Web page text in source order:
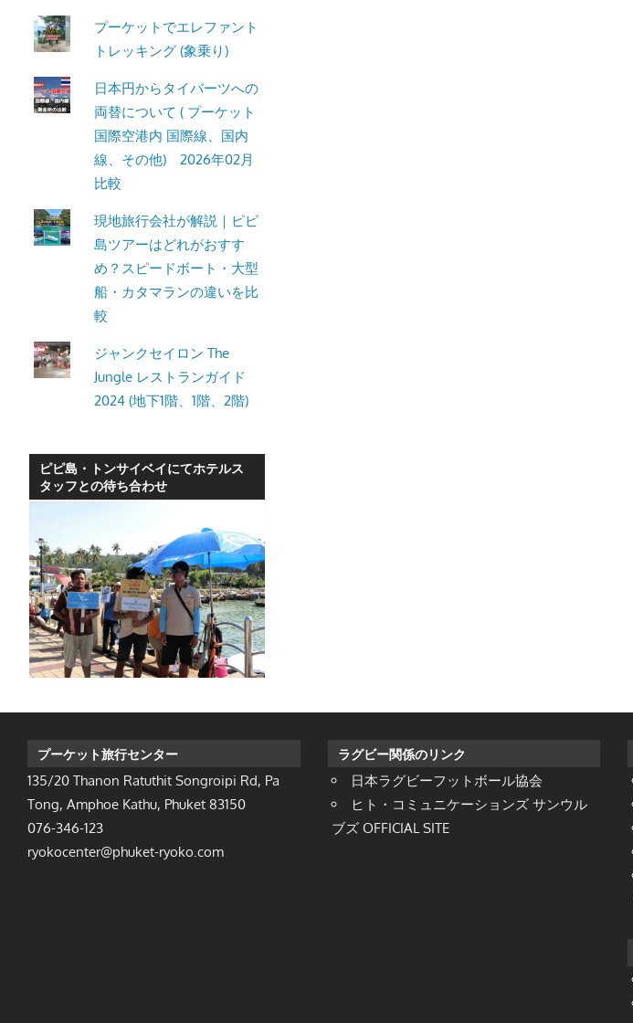
発
信
し
ま
プーケットでエレファント
トレッキング (象乗り)
日本円からタイバーツへの
両替について ( プーケット
国際空港内 国際線、国内
線、その他) 2026年02月
比較
現地旅行会社が解説｜ピピ
島ツアーはどれがおすす
め？スピードボート・大型
船・カタマランの違いを比
較
ジャンクセイロン The
Jungle レストランガイド
2024 (地下1階、1階、2階)
ピピ島・トンサイベイにてホテルス
タッフとの待ち合わせ
プーケット旅行センター
135/20 Thanon Ratuthit Songroipi Rd, Pa
Tong, Amphoe Kathu, Phuket 83150
076-346-123
ryokocenter@phuket-ryoko.com
ラグビー関係のリンク
日本ラグビーフットボール協会
ヒト・コミュニケーションズ サンウル
ブズ OFFICIAL SITE